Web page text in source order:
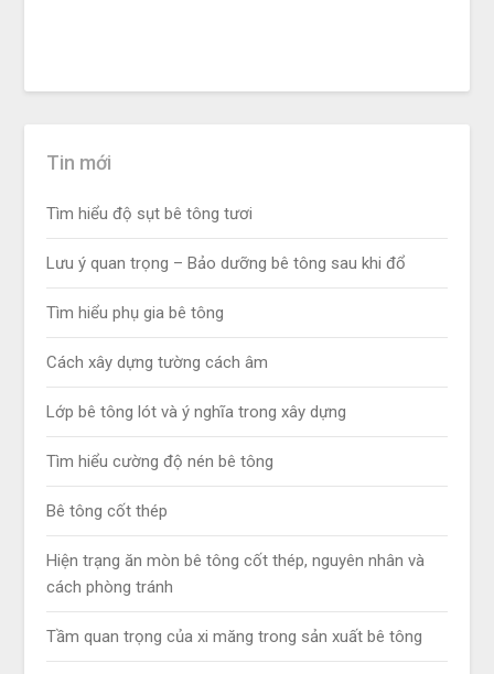
Tin mới
Tìm hiểu độ sụt bê tông tươi
Lưu ý quan trọng – Bảo dưỡng bê tông sau khi đổ
Tìm hiểu phụ gia bê tông
Cách xây dựng tường cách âm
Lớp bê tông lót và ý nghĩa trong xây dựng
Tìm hiểu cường độ nén bê tông
Bê tông cốt thép
Hiện trạng ăn mòn bê tông cốt thép, nguyên nhân và
cách phòng tránh
Tầm quan trọng của xi măng trong sản xuất bê tông